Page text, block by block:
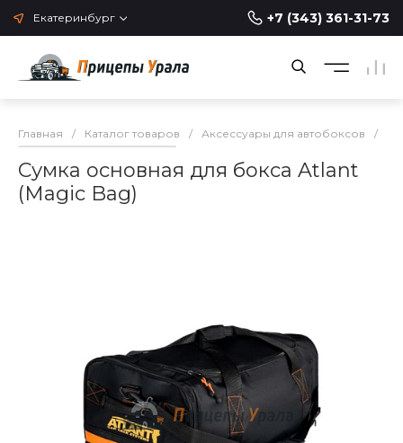
Екатеринбург +7 (343) 361-31-73
Главная / Каталог товаров / Аксессуары для автобоксов /
Сумка основная для бокса Atlant
(Magic Bag)